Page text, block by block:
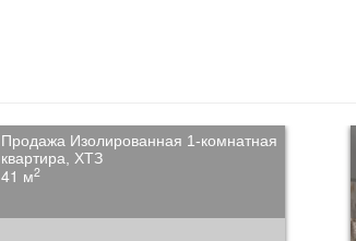
Продажа Изолированная 1-комнатная
квартира, ХТЗ
41 м2